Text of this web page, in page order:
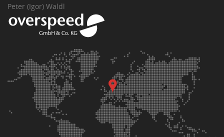
Peter (Igor) Waldl